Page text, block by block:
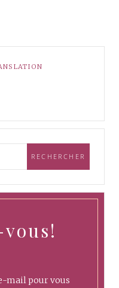
mail pour vous